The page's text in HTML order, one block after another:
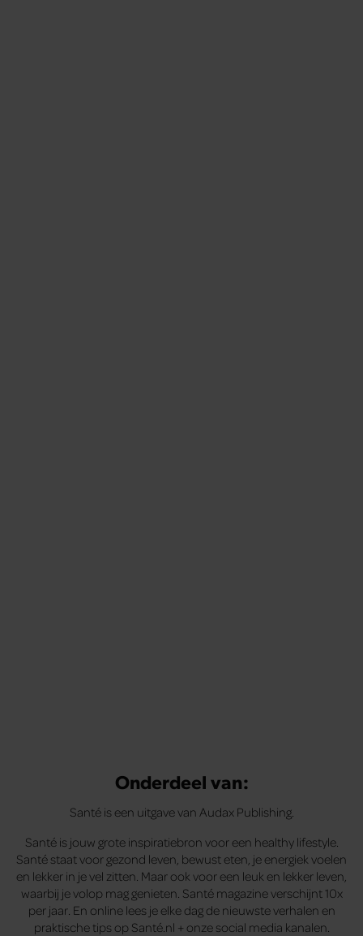
Onderdeel van:
Santé is een uitgave van Audax Publishing.
Santé is jouw grote inspiratiebron voor een healthy lifestyle.
Santé staat voor gezond leven, bewust eten, je energiek voelen
en lekker in je vel zitten. Maar ook voor een leuk en lekker leven,
waarbij je volop mag genieten. Santé magazine verschijnt 10x
per jaar. En online lees je elke dag de nieuwste verhalen en
praktische tips op Santé.nl + onze social media kanalen.